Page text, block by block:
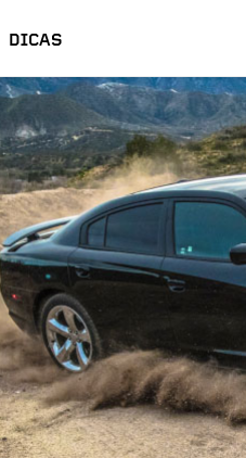
DICAS